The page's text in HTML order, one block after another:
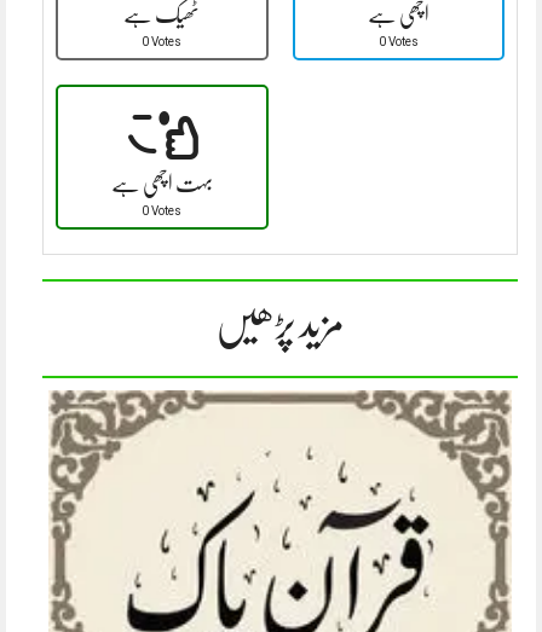
ٹھیک ہے
0 Votes
اچھی ہے
0 Votes
بہت اچھی ہے
0 Votes
مزید پڑھیں